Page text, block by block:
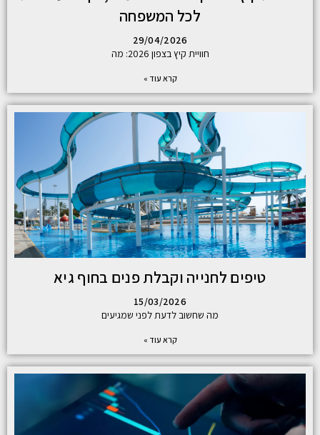
לכל המשפחה
29/04/2026
חוויית קיץ בצפון 2026: מה
קרא עוד »
טיפים לחנייה וקבלת פנים בחוף גיא
15/03/2026
מה שחשוב לדעת לפני שמגיעים
קרא עוד »